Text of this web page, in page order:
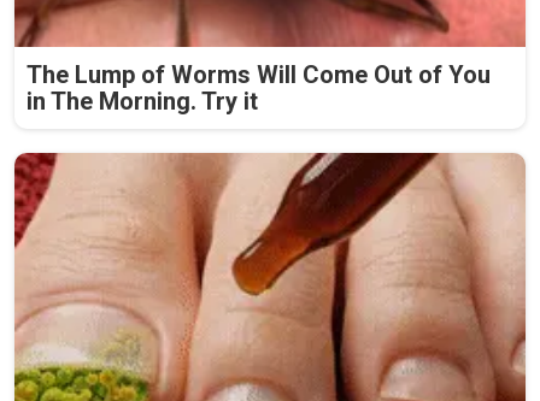
The Lump of Worms Will Come Out of You
in The Morning. Try it